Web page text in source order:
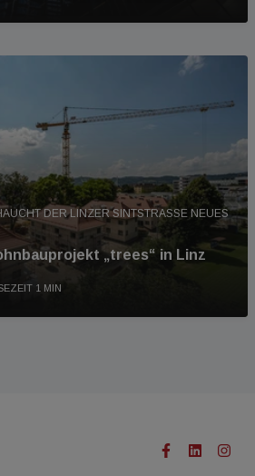
DER LINZER SINTSTRASSE NEUES L
„trees“ in Linz
1 MIN